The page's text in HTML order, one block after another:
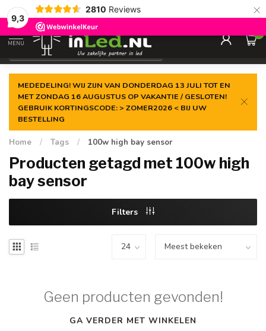
9,3
2810 Reviews ×
Gegarandeerde delaagste prijs
MENU
0
MEDEDELING! WIJ ZIJN VAN DONDERDAG 13 JULI TOT EN
MET ZONDAG 16 AUGUSTUS OP VAKANTIE / GESLOTEN!
GEBRUIK KORTINGSCODE: > ZOMER2026 < BIJ UW
BESTELLING
Home / Tags / 100w high bay sensor
Producten getagd met 100w high
bay sensor
Filters
Geen producten gevonden!
GA VERDER MET WINKELEN